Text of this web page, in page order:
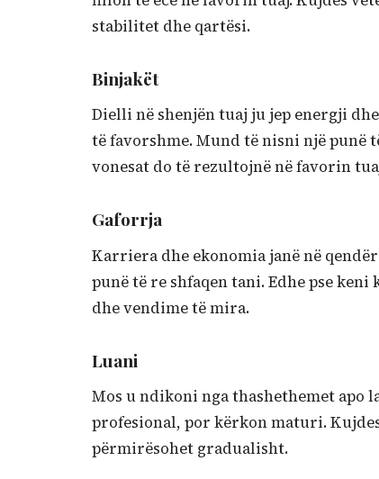
stabilitet dhe qartësi.
Binjakët
Dielli në shenjën tuaj ju jep energji
të favorshme. Mund të nisni një punë
vonesat do të rezultojnë në favorin
Gaforrja
Karriera dhe ekonomia janë në
punë të re shfaqen tani. Edhe pse
dhe vendime të mira.
Luani
Mos u ndikoni nga thashethemet apo
profesional, por kërkon maturi.
përmirësohet gradualisht.